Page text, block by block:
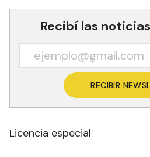
Recibí las
RECIBIR
Licencia especial